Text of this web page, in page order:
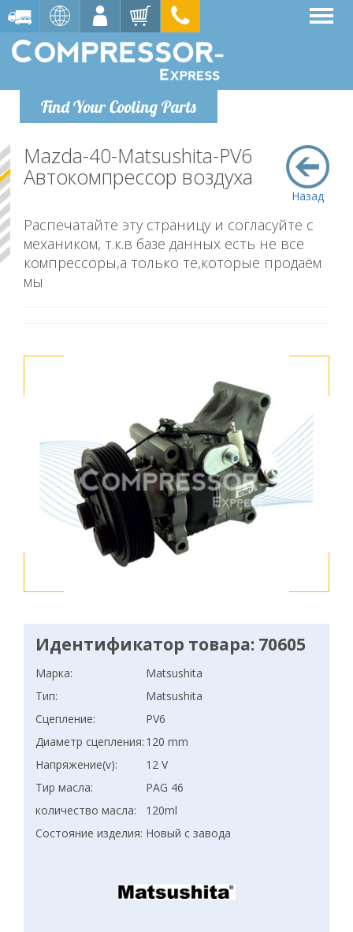
Find Your Cooling Parts
Назад
Mazda-40-Matsushita-PV6
Автокомпрессор воздуха
Распечатайте эту страницу и согласуйте с
механиком, т.к.в базе данных есть не все
компрессоры,а только те,которые продаём
мы
Идентификатор товара: 70605
Марка:
Matsushita
Тип:
Matsushita
Сцепление:
PV6
Диаметр сцепления: 120 mm
Напряжение(v):
12 V
Тир масла:
PAG 46
количество масла:
120ml
Состояние изделия: Новый с завода